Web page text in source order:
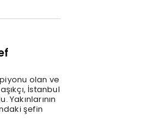
olan ve
İstanbul
şefin